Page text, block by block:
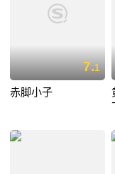
7.1
赤脚小子